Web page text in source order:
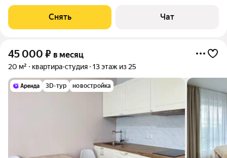
Духовой шкаф Стиральная машина Холодильник
Посудомоечная машина
Снять Чат
45 000 ₽ в месяц
20 м² квартира-студия 13 этаж из 25
3D-тур новостройка